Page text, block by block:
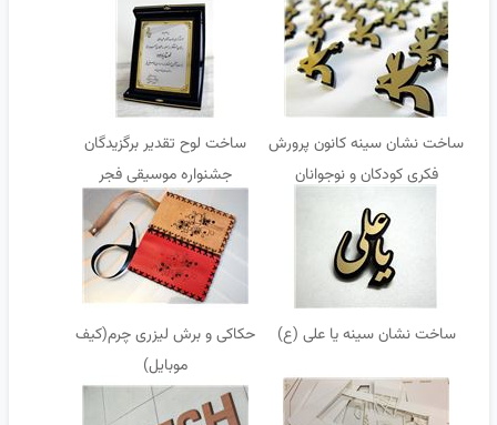
ساخت نشان سینه کانون پرورش
فکری کودکان و نوجوانان
ساخت لوح تقدیر برگزیدگان
جشنواره موسیقی فجر
ساخت نشان سینه یا علی (ع)
حکاکی و برش لیزری چرم(کیف
موبایل)